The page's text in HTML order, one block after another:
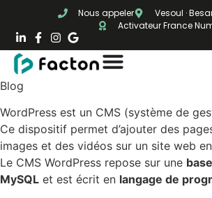
Nous appeler
Vesoul ·
Activateur France
Blog
WordPress est un CMS (système de
Ce dispositif permet d’ajouter des
images et des vidéos sur un site web
Le CMS WordPress repose sur une
MySQL et est écrit en langage de